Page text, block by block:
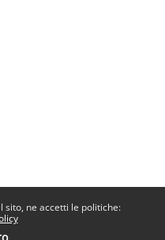
sito, ne accetti le politiche: